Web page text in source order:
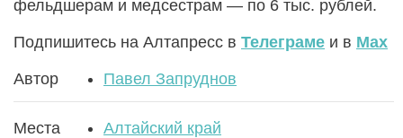
фельдшерам и медсестрам — по 6 тыс. рублей.
Подпишитесь на Алтапресс в Телеграме и в Max
Автор Павел Запруднов
Места Алтайский край